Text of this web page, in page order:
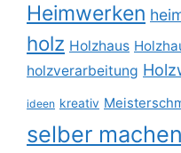
Heimwerken
holz Holzhaus
holzverarbeitung
ideen kreativ
selber machen